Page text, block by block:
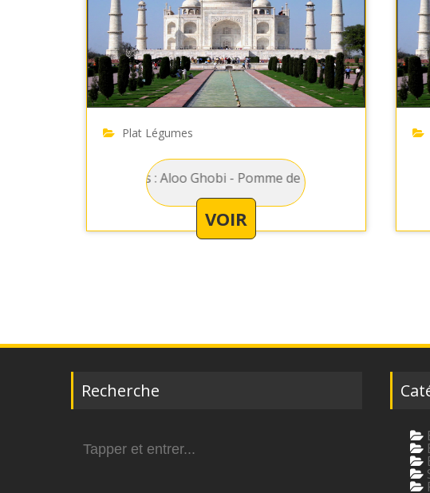
Plat Légumes
Légumes : Aloo Ghobi - Pomme de terre et choux fleur préparés
VOIR
Légumes
Recherche
for: